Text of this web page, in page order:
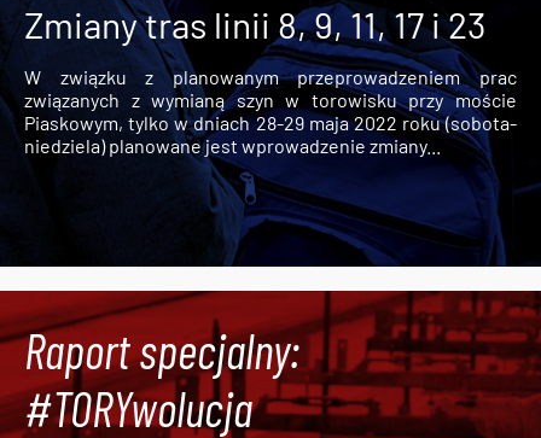
Zmiany tras linii 8, 9, 11, 17 i 23
W związku z planowanym przeprowadzeniem prac
związanych z wymianą szyn w torowisku przy moście
Piaskowym, tylko w dniach 28-29 maja 2022 roku (sobota-
niedziela) planowane jest wprowadzenie zmiany...
Raport specjalny:
#TORYwolucja